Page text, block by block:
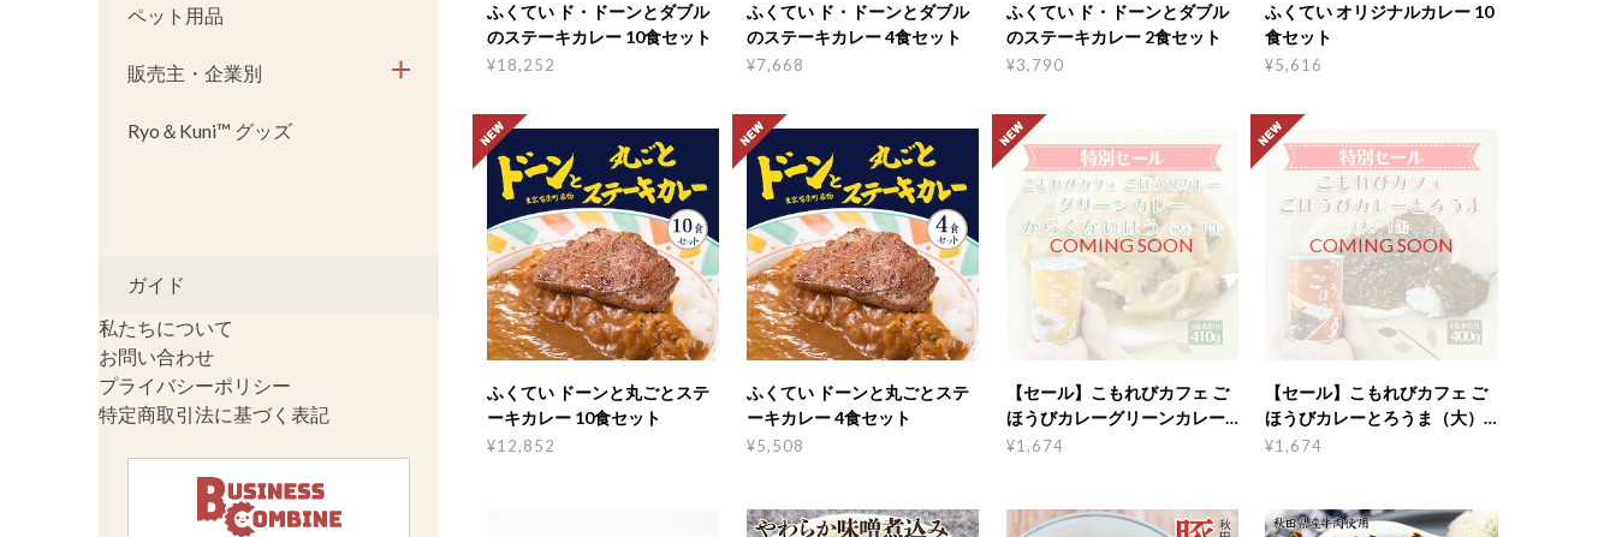
ふくてい ド・ドーンとダブル
のステーキカレー 10食セット
¥18,252
ふくてい ド・ドーンとダブル
のステーキカレー 4食セット
¥7,668
ふくてい ド・ドーンとダブル
のステーキカレー 2食セット
¥3,790
ふくてい オリジナルカレー 10
食セット
¥5,616
ふくてい ドーンと丸ごとステ
ーキカレー 10食セット
¥12,852
ふくてい ドーンと丸ごとステ
ーキカレー 4食セット
¥5,508
COMING SOON
【セール】こもれびカフェ ご
ほうびカレーグリーンカレー
からくないほう（大）1缶
¥1,674
COMING SOON
【セール】こもれびカフェ ご
ほうびカレーとろうま（大）1
缶
¥1,674
ペット用品
販売主・企業別
Ryo＆Kuni™ グッズ
ガイド
私たちについて
お問い合わせ
プライバシーポリシー
特定商取引法に基づく表記